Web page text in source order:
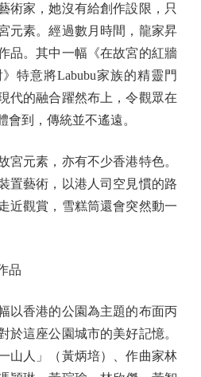
術家，她沒有給創作設限，只
元素。經過數月時間，龍家昇
品。其中一幅《在故宮的紅牆
特意將Labubu家族的精靈門
代的融合躍然布上，令觀眾在
會到，傳統並不遙遠。
元素，亦有不少香港特色。
置藝術，以港人司空見慣的路
近觀賞，雪糕筒還會突然動一
品
香港的公園為主題的布面丙
於這座公園城市的美好記憶。
山人」（黃炳培）、作曲家林